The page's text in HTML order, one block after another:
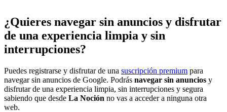
¿Quieres navegar sin anuncios y disfrutar
de una experiencia limpia y sin
interrupciones?
Puedes registrarse y disfrutar de una suscripción premium para
navegar sin anuncios de Google. Podrás navegar sin anuncios y
disfrutar de una experiencia limpia, sin interrupciones y segura
sabiendo que desde La Noción no vas a acceder a ninguna otra
web.